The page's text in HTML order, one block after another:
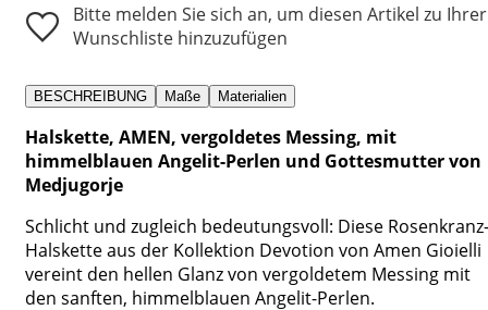
Bitte melden Sie sich an, um diesen Artikel zu Ihrer
Wunschliste hinzuzufügen
BESCHREIBUNG Maße Materialien
Halskette, AMEN, vergoldetes Messing, mit
himmelblauen Angelit-Perlen und Gottesmutter von
Medjugorje
Schlicht und zugleich bedeutungsvoll: Diese Rosenkranz-
Halskette aus der Kollektion Devotion von Amen Gioielli
vereint den hellen Glanz von vergoldetem Messing mit
den sanften, himmelblauen Angelit-Perlen.